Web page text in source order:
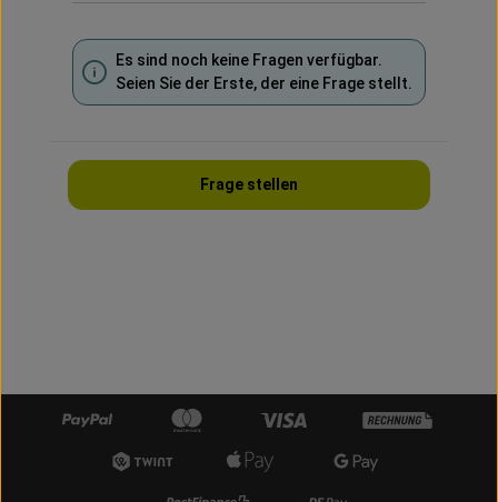
Es sind noch keine Fragen verfügbar.
Seien Sie der Erste, der eine Frage stellt.
Frage stellen